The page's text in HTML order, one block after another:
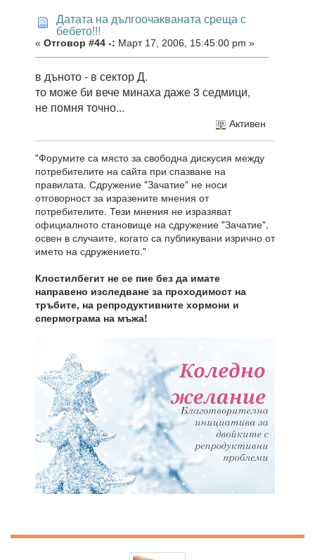
Датата на дългоочакваната среща с
бебето!!!
« Отговор #44 -: Март 17, 2006, 15:45:00 pm »
в дъното - в сектор Д.
то може би вече минаха даже 3 седмици,
не помня точно...
Активен
"Форумите са място за свободна дискусия между
потребителите на сайта при спазване на
правилата. Сдружение "Зачатие" не носи
отговорност за изразените мнения от
потребителите. Тези мнения не изразяват
официалното становище на сдружение "Зачатие",
освен в случаите, когато са публикувани изрично от
името на сдружението."
Клостилбегит не се пие без да имате
направено изследване за проходимост на
тръбите, на репродуктивните хормони и
спермограма на мъжа!